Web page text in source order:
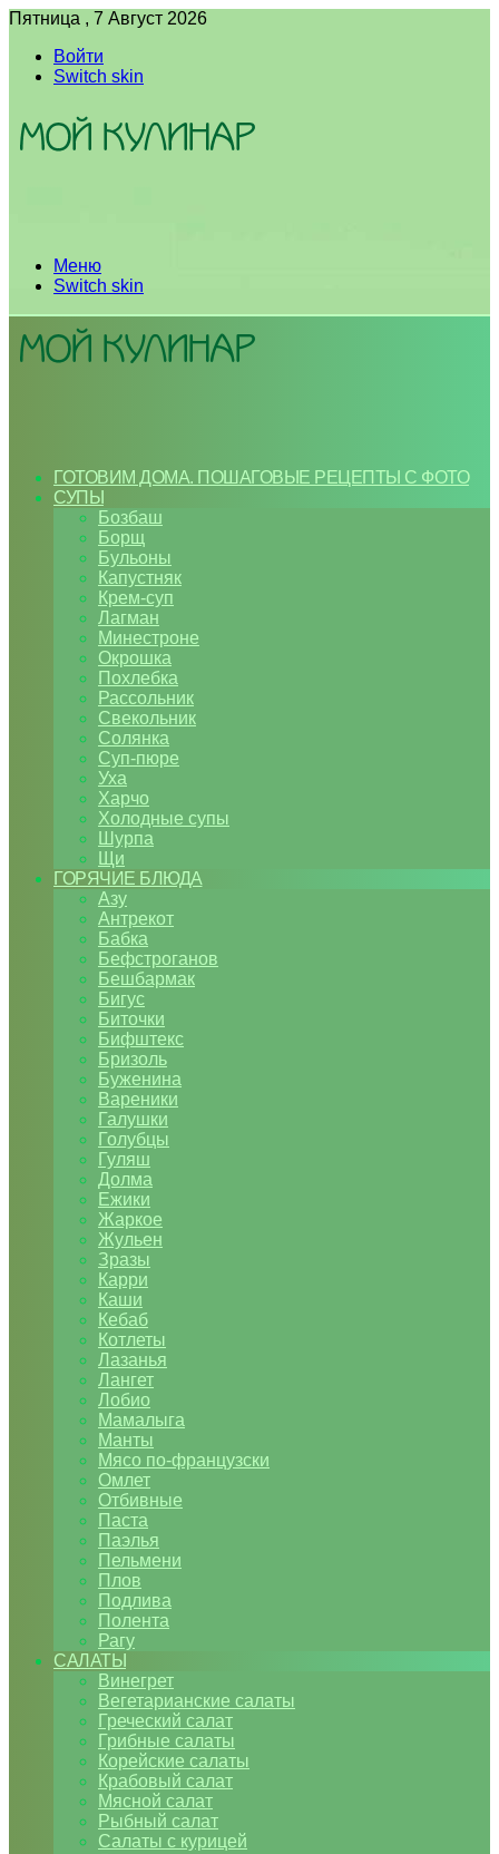
Пятница , 7 Август 2026
Войти
Switch skin
Меню
Switch skin
ГОТОВИМ ДОМА. ПОШАГОВЫЕ РЕЦЕПТЫ С ФОТО
СУПЫ
Бозбаш
Борщ
Бульоны
Капустняк
Крем-суп
Лагман
Минестроне
Окрошка
Похлебка
Рассольник
Свекольник
Солянка
Суп-пюре
Уха
Харчо
Холодные супы
Шурпа
Щи
ГОРЯЧИЕ БЛЮДА
Азу
Антрекот
Бабка
Бефстроганов
Бешбармак
Бигус
Биточки
Бифштекс
Бризоль
Буженина
Вареники
Галушки
Голубцы
Гуляш
Долма
Ежики
Жаркое
Жульен
Зразы
Карри
Каши
Кебаб
Котлеты
Лазанья
Лангет
Лобио
Мамалыга
Манты
Мясо по-французски
Омлет
Отбивные
Паста
Паэлья
Пельмени
Плов
Подлива
Полента
Рагу
САЛАТЫ
Винегрет
Вегетарианские салаты
Греческий салат
Грибные салаты
Корейские салаты
Крабовый салат
Мясной салат
Рыбный салат
Салаты с курицей